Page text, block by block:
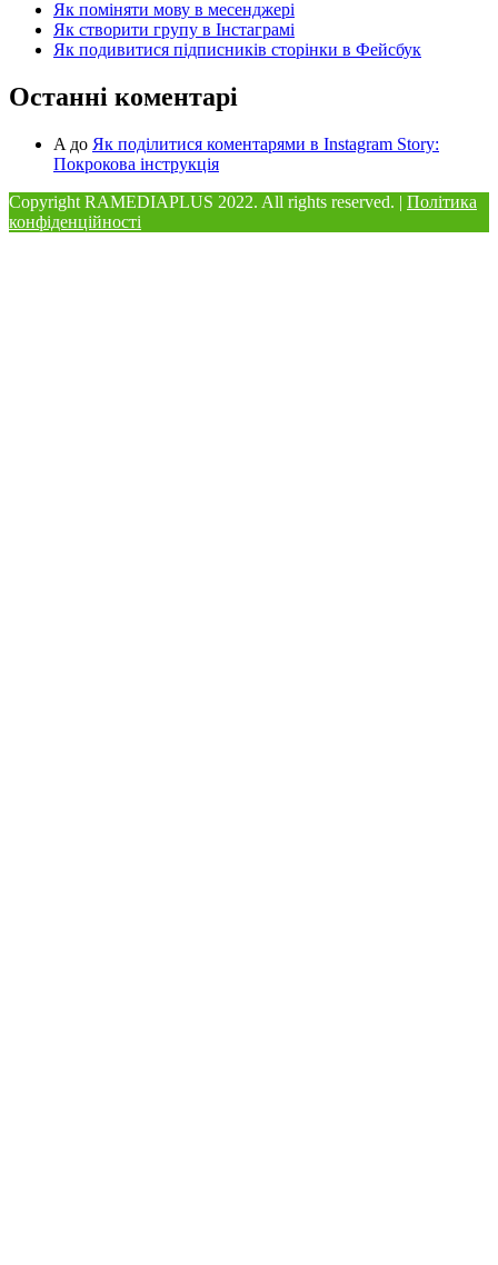
Як поміняти мову в месенджері
Як створити групу в Інстаграмі
Як подивитися підписників сторінки в Фейсбук
Останні коментарі
A до Як поділитися коментарями в Instagram Story:
Покрокова інструкція
Copyright RAMEDIAPLUS 2022. All rights reserved. | Політика
конфіденційності